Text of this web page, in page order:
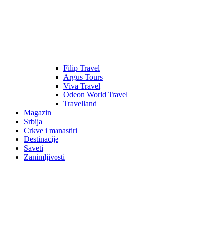
Filip Travel
Argus Tours
Viva Travel
Odeon World Travel
Travelland
Magazin
Srbija
Crkve i manastiri
Destinacije
Saveti
Zanimljivosti